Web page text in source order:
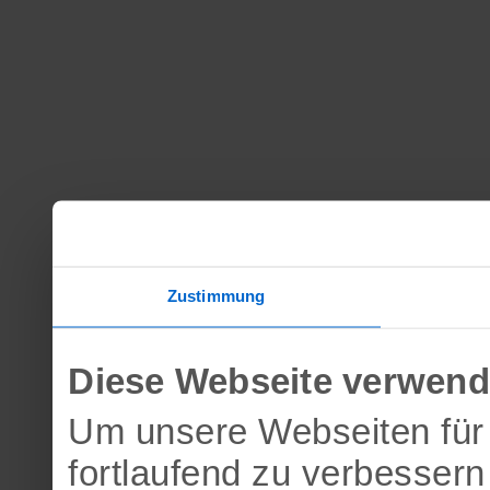
Zustimmung
Diese Webseite
Um unsere Webseiten
fortlaufend zu